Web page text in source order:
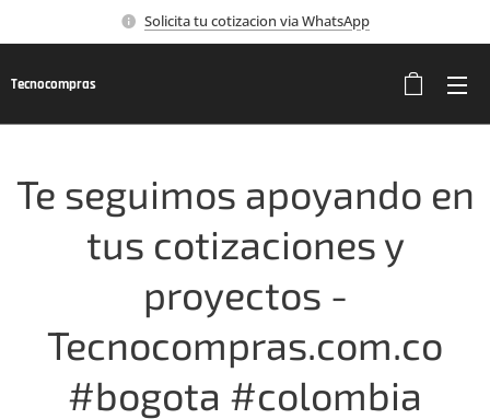
Solicita tu cotizacion via WhatsApp
Tecnocompras
Te seguimos apoyando en
tus cotizaciones y
proyectos -
Tecnocompras.com.co
#bogota #colombia